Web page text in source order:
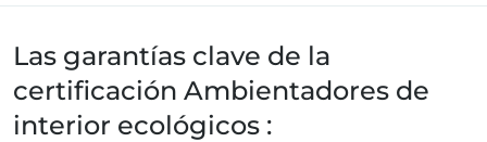
Colombia (español)
Estados Unidos (inglés)
México (español)
Las garantías clave de la
certificación Ambientadores de
interior ecológicos :